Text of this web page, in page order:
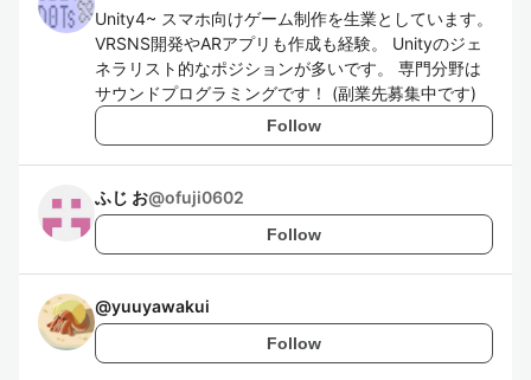
Unity4~ スマホ向けゲーム制作を生業としています。
VRSNS開発やARアプリも作成も経験。 Unityのジェ
ネラリスト的なポジションが多いです。 専門分野は
サウンドプログラミングです！ (副業先募集中です)
Follow
ふじ お@ofuji0602
Follow
@yuuyawakui
Follow